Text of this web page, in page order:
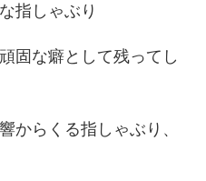
指しゃぶり
固な癖として残ってし
らくる指しゃぶり、